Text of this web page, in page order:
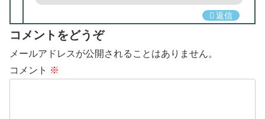
返信
コメントをどうぞ
メールアドレスが公開されることはありません。
コメント ※